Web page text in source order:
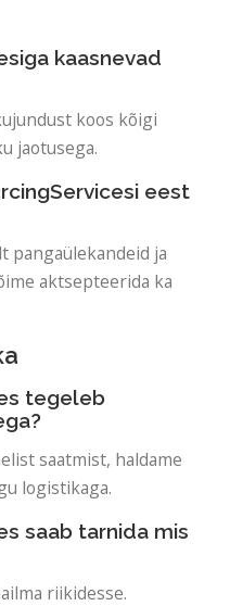
kaasnevad
koos kõigi
jaotusega.
eest
pangaülekandeid ja
aktsepteerida ka
tegeleb
saatmist, haldame
logistikaga.
saab tarnida mis
riikidesse.